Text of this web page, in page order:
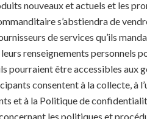
nouveaux et actuels et les
s’abstiendra de
de services qu’ils
renseignements personnels
pourraient être accessibles aux
consentent à la collecte, à
et à la Politique de
les politiques et